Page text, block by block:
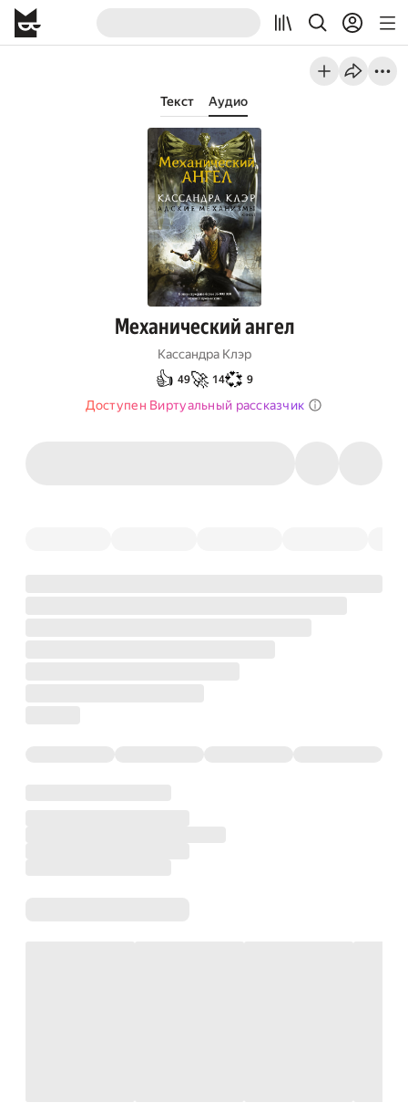
Текст Аудио
Механический ангел
Кассандра Клэр
👍 49🚀 14💞 9
Доступен Виртуальный рассказчик